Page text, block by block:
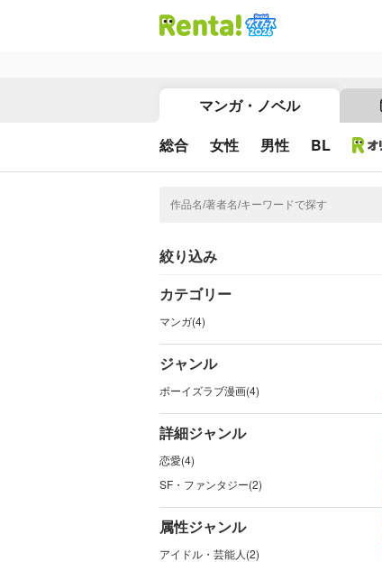
マンガ・ノベル
総合 女性 男性 BL
絞り込み
カテゴリー
マンガ(4)
ジャンル
ボーイズラブ漫画(4)
詳細ジャンル
恋愛(4)
SF・ファンタジー(2)
属性ジャンル
アイドル・芸能人(2)